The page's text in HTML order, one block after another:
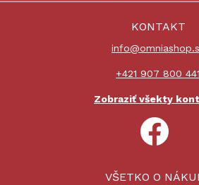
KONTAKT
+421 907 800 441
Zobraziť všekty
VŠETKO O